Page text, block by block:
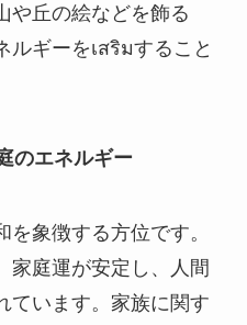
や丘の絵などを飾る
ルギーをเสริมすること
のエネルギー
象徴する方位です。
家庭運が安定し、人間
ています。家族に関す